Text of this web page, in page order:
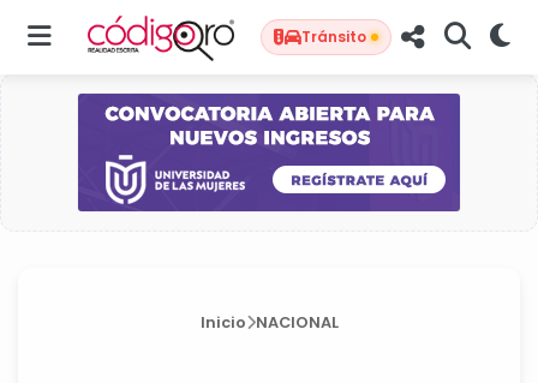
Tránsito
Inicio NACIONAL